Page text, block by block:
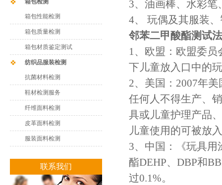
箱包检测
箱包性能检测
箱包质量检测
箱包材质鉴定测试
纺织品服装检测
抗菌材料检测
鞋材检测服务
纤维面料检测
皮革面料检测
服装面料检测
联系我们
3、油画棒、水彩
4、 玩偶及其服装
邻苯二甲酸酯测试
1、欧盟：欧盟委员
下儿童放入口中的
2、美国：2007年
任何人不得生产、
具或儿童护理产品
儿童使用的可被放
3、中国：《玩具
酯DEHP、DBP和
过0.1%。